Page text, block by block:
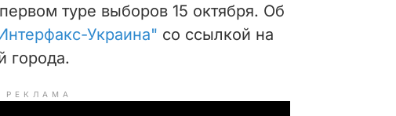
туре выборов 15 октября. Об
Украина" со ссылкой на
города.
РЕКЛАМА